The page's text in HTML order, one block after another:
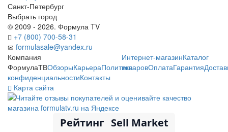
Санкт-Петербург
Выбрать город
© 2009 - 2026. Формула TV
+7 (800) 700-58-31
formulasale@yandex.ru
Компания
ФормулаТВОбзорыКарьераПолитика
конфиденциальностиКонтакты
Интернет-магазинКаталог
товаровОплатаГарантия
Карта сайта
Рейтинг Sell Market